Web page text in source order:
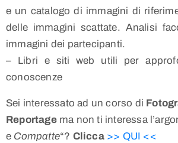
e un catalogo di immagini di
delle immagini scattate. Analisi
immagini dei partecipanti.
– Libri e siti web utili per
conoscenze
Sei interessato ad un corso di
Reportagema non ti interessa
e Compatte“? Clicca >> QUI <<